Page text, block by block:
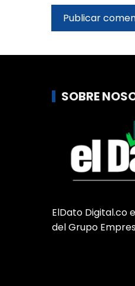
SOBRE
ElDato Digital.co
del Grupo